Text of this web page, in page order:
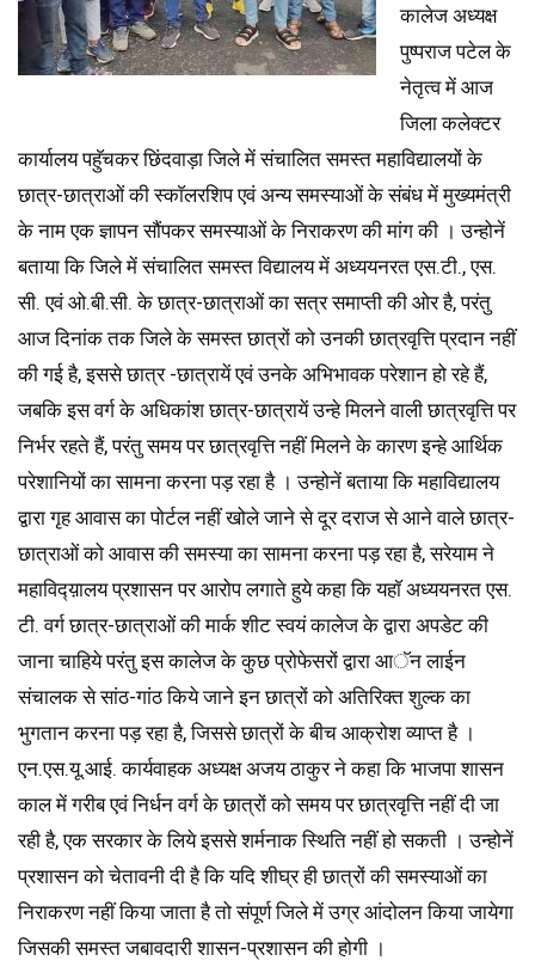
कालेज अध्यक्ष
पुष्पराज पटेल के
नेतृत्व में आज
जिला कलेक्टर
कार्यालय पहुॅचकर छिंदवाड़ा जिले में संचालित समस्त महाविद्यालयों के
छात्र-छात्राओं की स्काॅलरशिप एवं अन्य समस्याओं के संबंध में मुख्यमंत्री
के नाम एक ज्ञापन सौंपकर समस्याओं के निराकरण की मांग की । उन्होनें
बताया कि जिले में संचालित समस्त विद्यालय में अध्ययनरत एस.टी., एस.
सी. एवं ओ.बी.सी. के छात्र-छात्राओं का सत्र समाप्ती की ओर है, परंतु
आज दिनांक तक जिले के समस्त छात्रों को उनकी छात्रवृत्ति प्रदान नहीं
की गई है, इससे छात्र -छात्रायें एवं उनके अभिभावक परेशान हो रहे हैं,
जबकि इस वर्ग के अधिकांश छात्र-छात्रायें उन्हे मिलने वाली छात्रवृत्ति पर
निर्भर रहते हैं, परंतु समय पर छात्रवृत्ति नहीं मिलने के कारण इन्हे आर्थिक
परेशानियों का सामना करना पड़ रहा है । उन्होनें बताया कि महाविद्यालय
द्वारा गृह आवास का पोर्टल नहीं खोले जाने से दूर दराज से आने वाले छात्र-
छात्राओं को आवास की समस्या का सामना करना पड़ रहा है, सरेयाम ने
महाविद्य़ालय प्रशासन पर आरोप लगाते हुये कहा कि यहाॅ अध्ययनरत एस.
टी. वर्ग छात्र-छात्राओं की मार्क शीट स्वयं कालेज के द्वारा अपडेट की
जाना चाहिये परंतु इस कालेज के कुछ प्रोफेसरों द्वारा आॅन लाईन
संचालक से सांठ-गांठ किये जाने इन छात्रों को अतिरिक्त शुल्क का
भुगतान करना पड़ रहा है, जिससे छात्रों के बीच आक्रोश व्याप्त है ।
एन.एस.यू.आई. कार्यवाहक अध्यक्ष अजय ठाकुर ने कहा कि भाजपा शासन
काल में गरीब एवं निर्धन वर्ग के छात्रों को समय पर छात्रवृत्ति नहीं दी जा
रही है, एक सरकार के लिये इससे शर्मनाक स्थिति नहीं हो सकती । उन्होनें
प्रशासन को चेतावनी दी है कि यदि शीघ्र ही छात्रों की समस्याओं का
निराकरण नहीं किया जाता है तो संपूर्ण जिले में उग्र आंदोलन किया जायेगा
जिसकी समस्त जबावदारी शासन-प्रशासन की होगी ।